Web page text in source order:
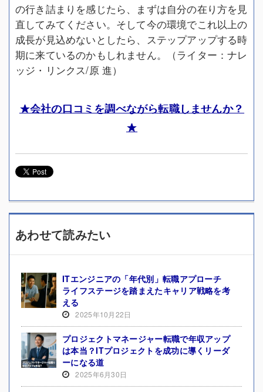
の行き詰まりを感じたら、まずは自分の在り方を見
直してみてください。そして今の環境でこれ以上の
成長が見込めないとしたら、ステップアップする時
期に来ているのかもしれません。（ライター：ナレ
ッジ・リンクス/原 進）
★会社の口コミを調べながら転職しませんか？
★
あわせて読みたい
ITエンジニアの「年代別」転職アプローチ
ライフステージを踏まえたキャリア戦略を考
える
2025年10月22日
プロジェクトマネージャー転職で年収アップ
は本当？ITプロジェクトを成功に導くリーダ
ーになる道
2025年6月30日